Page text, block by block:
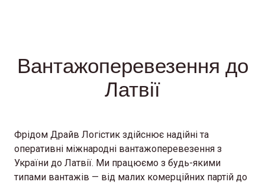
Вантажоперевезення до
Латвії
Фрідом Драйв Логістик здійснює надійні та
оперативні міжнародні вантажоперевезення з
України до Латвії. Ми працюємо з будь-якими
типами вантажів — від малих комерційних партій до